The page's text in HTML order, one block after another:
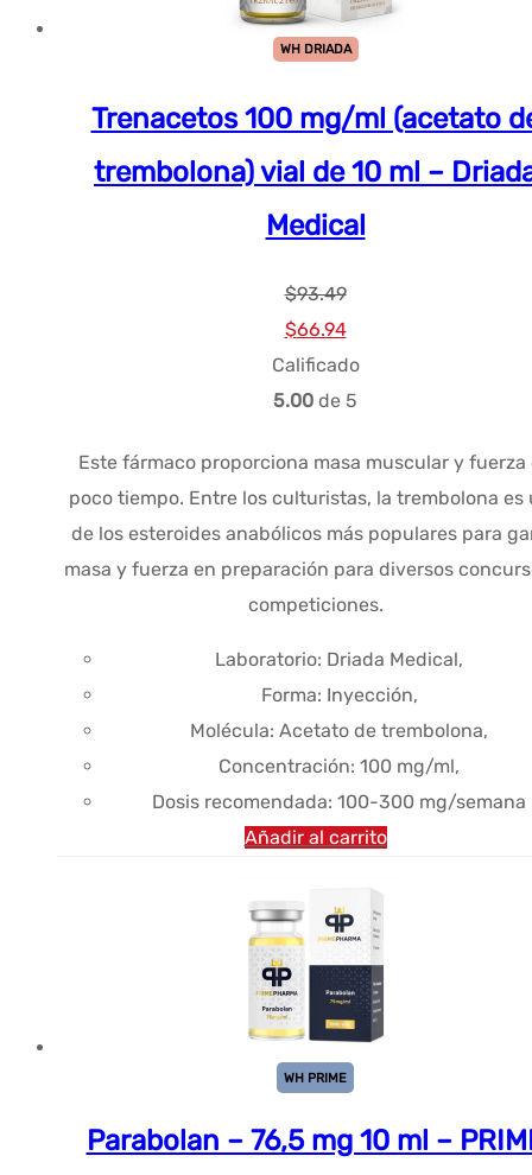
WH DRIADA
Trenacetos 100 mg/ml (acetato
trembolona) vial de 10 ml –
Medical
$93.49
El
precio
original
$93.49.
$66.94El
precio
actual
$66.94.
Calificado
5.00 de 5
Este fármaco proporciona masa muscular y fuerza
poco tiempo. Entre los culturistas, la trembolona es
de los esteroides anabólicos más populares para
masa y fuerza en preparación para diversos
competiciones.
Laboratorio: Driada Medical,
Forma: Inyección,
Molécula: Acetato de trembolona,
Concentración: 100 mg/ml,
Dosis recomendada: 100-300 mg/semana
Añadir al carrito
WH PRIME
Parabolan – 76,5 mg 10 ml –